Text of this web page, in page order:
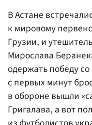
В Астане
к мировому
Грузии, и
Мирослава
одержать победу
с первых минут
в обороне вышли
Григалава, а вот